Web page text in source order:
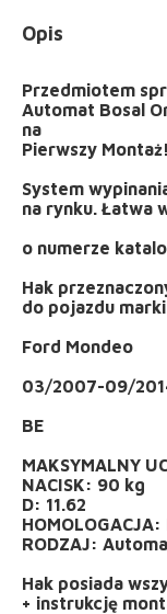
Opis
Przedmiotem
Automat Bosal
na
Pierwszy Montaż!
System
na rynku. Łatwa
o numerze
Hak
do pojazdu marki
Ford Mondeo
03/2007-09/
BE
MAKSYMALNY
NACISK: 90 kg
D: 11.62
HOMOLOGACJA:
RODZAJ:
Hak posiada
+ instrukcję